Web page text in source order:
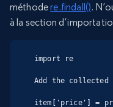
méthodere.findall().
à la section
import re
Add the
item['price'] =